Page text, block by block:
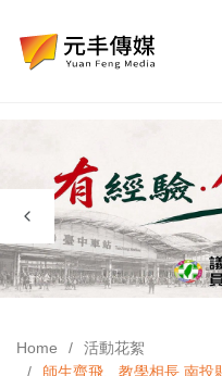
Home
活動花絮
師生齊飛、教學相長 南投